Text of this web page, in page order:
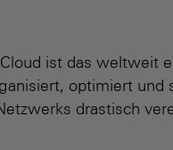
ist das
optimiert
drastisch